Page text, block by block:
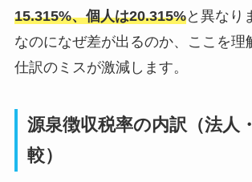
15.315%、個人は20.315%と異なり
なのになぜ差が出るのか、ここを理
仕訳のミスが激減します。
源泉徴収税率の内訳（法人
較）